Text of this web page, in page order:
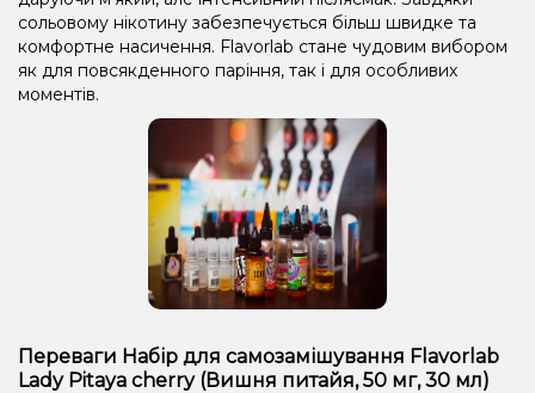
сольовому нікотину забезпечується більш швидке та
комфортне насичення. Flavorlab стане чудовим вибором
як для повсякденного паріння, так і для особливих
моментів.
Переваги Набір для самозамішування Flavorlab
Lady Pitaya cherry (Вишня питайя, 50 мг, 30 мл)